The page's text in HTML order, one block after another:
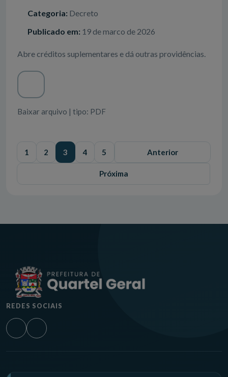
Categoria: Decreto
Publicado em: 19 de marco de 2026
Abre créditos suplementares e dá outras providências.
Baixar arquivo | tipo: PDF
Anterior
1 2 3 4 5
Próxima
REDES SOCIAIS